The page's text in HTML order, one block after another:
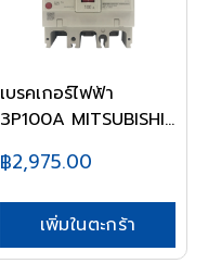
เบรคเกอร์ไฟฟ้า
3P100A MITSUBISHI
฿2,975.00
เพิ่มในตะกร้า